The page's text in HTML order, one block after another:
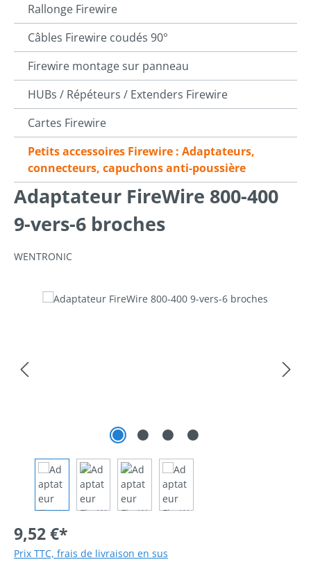
Rallonge Firewire
Câbles Firewire coudés 90°
Firewire montage sur panneau
HUBs / Répéteurs / Extenders Firewire
Cartes Firewire
Petits accessoires Firewire : Adaptateurs,
connecteurs, capuchons anti-poussière
Adaptateur FireWire 800-400
9-vers-6 broches
WENTRONIC
Ignorer la galerie d'images
9,52 €*
Prix TTC, frais de livraison en sus